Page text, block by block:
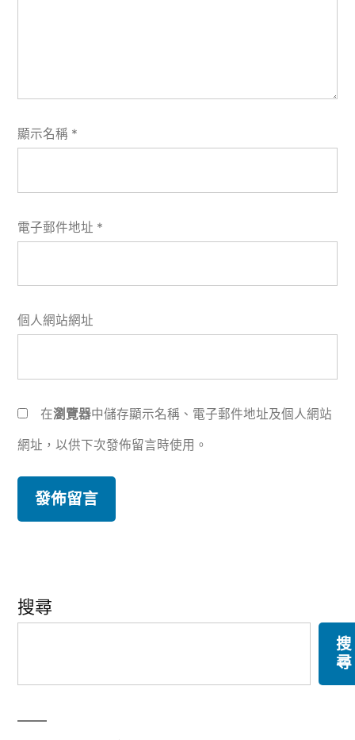
顯示名稱 *
電子郵件地址 *
個人網站網址
在瀏覽器中儲存顯示名稱、電子郵件地址及個人網站
網址，以供下次發佈留言時使用。
搜尋
搜
尋